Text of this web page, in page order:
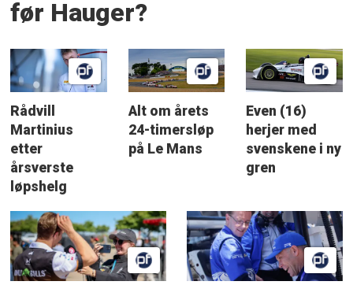
før Hauger?
Rådvill
Martinius
etter
årsverste
løpshelg
Alt om årets
24-timersløp
på Le Mans
Even (16)
herjer med
svenskene i ny
gren